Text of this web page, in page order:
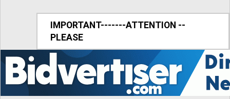
IMPORTANT-------ATTENTION --
PLEASE